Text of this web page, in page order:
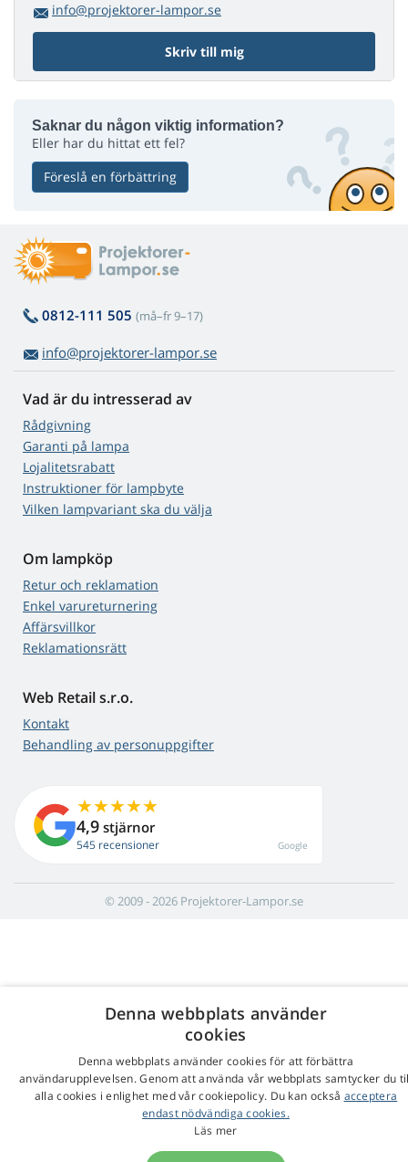
info@projektorer-lampor.se
Skriv till mig
Saknar du någon viktig information?
Eller har du hittat ett fel?
Föreslå en förbättring
0812-111 505 (må–fr 9–17)
info@projektorer-lampor.se
Vad är du intresserad av
Rådgivning
Garanti på lampa
Lojalitetsrabatt
Instruktioner för lampbyte
Vilken lampvariant ska du välja
Om lampköp
Retur och reklamation
Enkel varureturnering
Affärsvillkor
Reklamationsrätt
Web Retail s.r.o.
Kontakt
Behandling av personuppgifter
4,9 stjärnor
545 recensioner Google
© 2009 - 2026 Projektorer-Lampor.se
Denna webbplats använder
cookies
Denna webbplats använder cookies för att förbättra
användarupplevelsen. Genom att använda vår webbplats samtycker du
alla cookies i enlighet med vår cookiepolicy. Du kan också acceptera
endast nödvändiga cookies.
Läs mer